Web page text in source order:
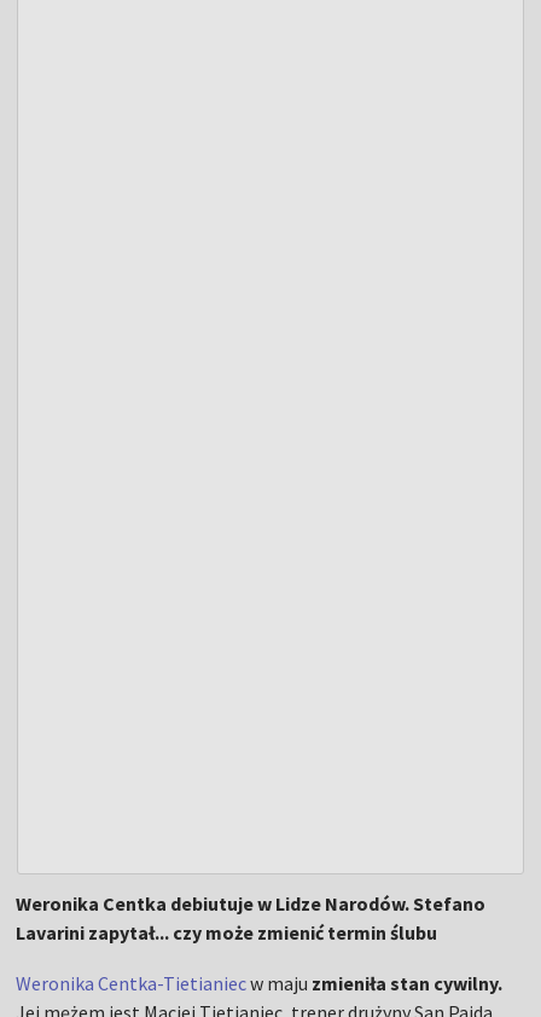
Weronika Centka debiutuje w Lidze Narodów. Stefano
Lavarini zapytał... czy może zmienić termin ślubu
Weronika Centka-Tietianiecw maju zmieniła stan cywilny.